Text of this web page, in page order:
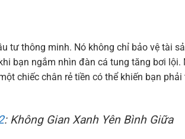
tư thông minh. Nó không chỉ bảo vệ tài
bạn ngắm nhìn đàn cá tung tăng bơi lội.
chiếc chân rẻ tiền có thể khiến bạn phải
: Không Gian Xanh Yên Bình Giữa